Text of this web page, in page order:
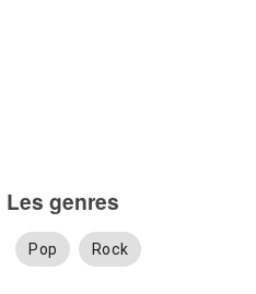
Les genres
Pop Rock